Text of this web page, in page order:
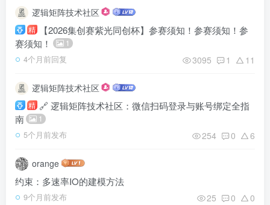
逻辑矩阵技术社区
精
【2026集创赛紫光同创杯】参赛须知！参赛须知！参
赛须知！
1
4个月前回复 3095 1 11
逻辑矩阵技术社区
精 🔗 逻辑矩阵技术社区：微信扫码登录与账号绑定全指
南
1
5个月前发布 254 0 6
orange
约束：多速率IO的建模方法
9个月前发布 25 0 0